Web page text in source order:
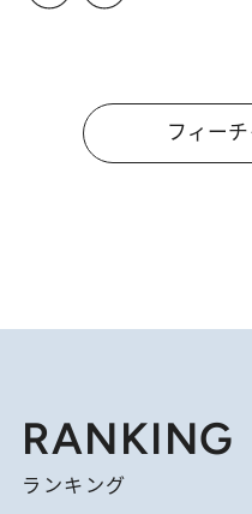
フィー
RANKING
ランキング